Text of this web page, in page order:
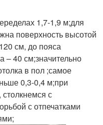
1,7-1,9 м;для
поверхность высотой
см, до пояса
– 40 см;значительно
в пол ;самое
0,3-0,4 м;при
с
с отпечатками